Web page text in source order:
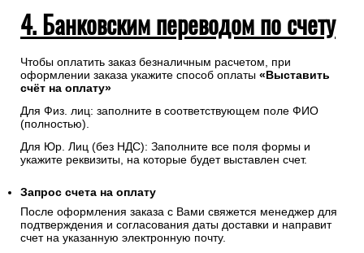
4. Банковским переводом по счету
Чтобы оплатить заказ безналичным расчетом, при
оформлении заказа укажите способ оплаты «Выставить
счёт на оплату»
Для Физ. лиц: заполните в соответствующем поле ФИО
(полностью).
Для Юр. Лиц (без НДС): Заполните все поля формы и
укажите реквизиты, на которые будет выставлен счет.
Запрос счета на оплату
После оформления заказа с Вами свяжется менеджер для
подтверждения и согласования даты доставки и направит
счет на указанную электронную почту.